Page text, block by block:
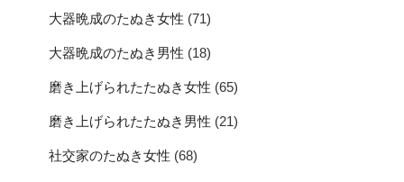
大器晩成のたぬき女性 (71)
大器晩成のたぬき男性 (18)
磨き上げられたたぬき女性 (65)
磨き上げられたたぬき男性 (21)
社交家のたぬき女性 (68)